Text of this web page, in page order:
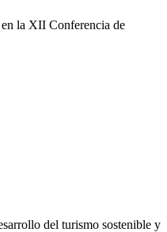
la XII Conferencia de
del turismo sostenible y